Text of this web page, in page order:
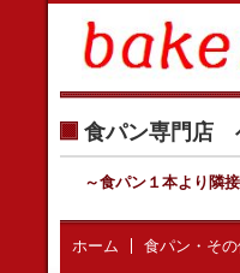
食パン専門
～食パン１本より隣
ホーム 食パン・そ